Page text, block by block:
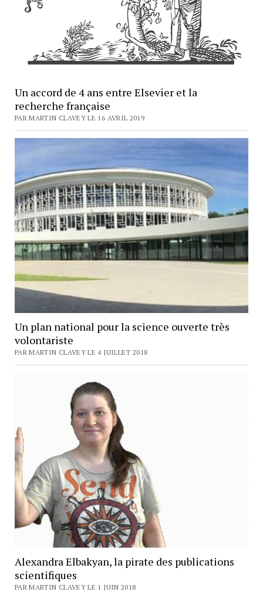
Un accord de 4 ans entre Elsevier et la
recherche française
PAR MARTIN CLAVEY LE 16 AVRIL 2019
Un plan national pour la science ouverte très
volontariste
PAR MARTIN CLAVEY LE 4 JUILLET 2018
Alexandra Elbakyan, la pirate des publications
scientifiques
PAR MARTIN CLAVEY LE 1 JUIN 2018